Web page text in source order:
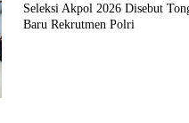
Seleksi Akpol 2026 Disebut
Baru Rekrutmen Polri